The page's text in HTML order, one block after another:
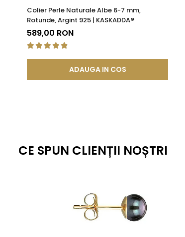
Colier Perle Naturale Albe 6-7 mm,
Rotunde, Argint 925 | KASKADDA®
589,00 RON
ADAUGA IN COS
CE SPUN CLIENȚII NOȘTRI